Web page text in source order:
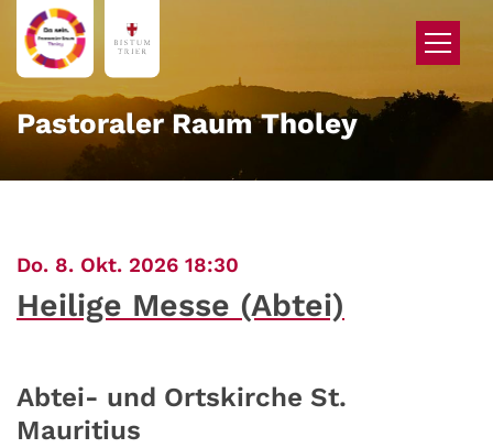
Zum Inhalt springen
Pastoraler Raum Tholey
Do. 8. Okt. 2026 18:30
Heilige Messe (Abtei)
Abtei- und Ortskirche St.
Mauritius